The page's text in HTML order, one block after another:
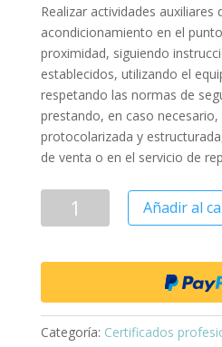
Realizar actividades auxiliares
acondicionamiento en el
proximidad, siguiendo
establecidos, utilizando el
respetando las normas de
prestando, en caso
protocolarizada y
de venta o en el servicio de
Añadir al
Categoría: Certificados